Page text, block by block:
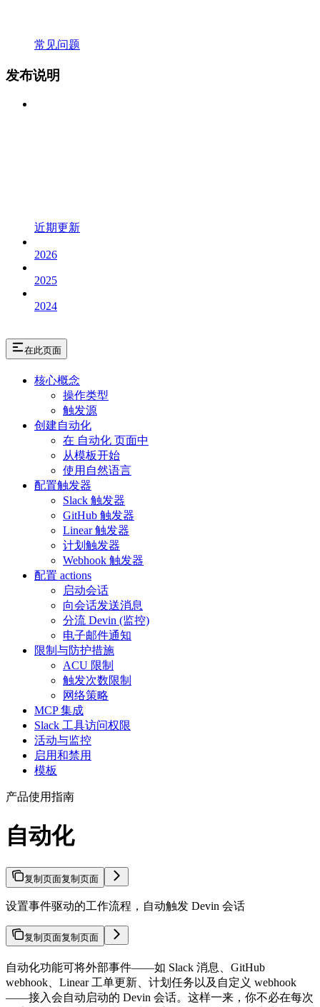
常见问题
发布说明
近期更新
2026
2025
2024
在此页面
核心概念
操作类型
触发源
创建自动化
在 自动化 页面中
从模板开始
使用自然语言
配置触发器
Slack 触发器
GitHub 触发器
Linear 触发器
计划触发器
Webhook 触发器
配置 actions
启动会话
向会话发送消息
分流 Devin (监控)
电子邮件通知
限制与防护措施
ACU 限制
触发次数限制
网络策略
MCP 集成
Slack 工具访问权限
活动与监控
启用和禁用
模板
产品使用指南
自动化
复制页面复制页面
设置事件驱动的工作流程，自动触发 Devin 会话
复制页面复制页面
自动化功能可将外部事件——如 Slack 消息、GitHub
webhook、Linear 工单更新、计划任务以及自定义 webhook
——接入会自动启动的 Devin 会话。这样一来，你不必在每次